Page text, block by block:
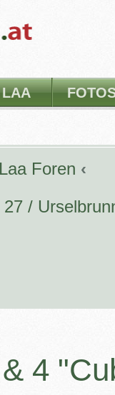
LAA
Foren ‹
/
4